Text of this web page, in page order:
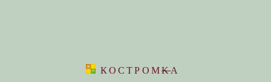
КОСТРОМKА